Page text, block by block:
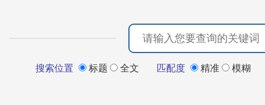
搜索位置 标题 全文 匹配度 精准 模糊